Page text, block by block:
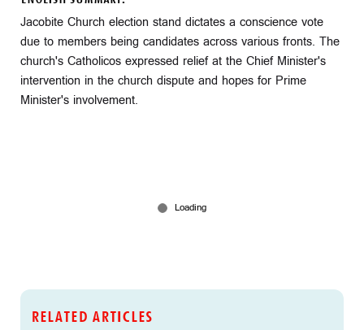
Jacobite Church election stand dictates a conscience vote
due to members being candidates across various fronts. The
church's Catholicos expressed relief at the Chief Minister's
intervention in the church dispute and hopes for Prime
Minister's involvement.
RELATED ARTICLES